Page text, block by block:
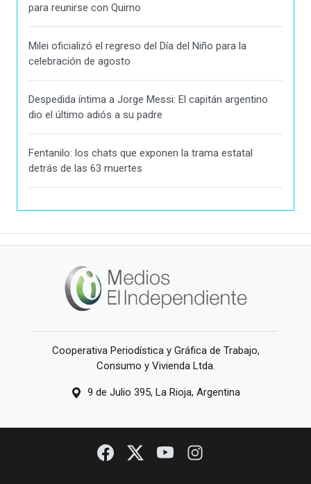
para reunirse con Quirno
Milei oficializó el regreso del Día del Niño para la
celebración de agosto
Despedida íntima a Jorge Messi: El capitán argentino
dio el último adiós a su padre
Fentanilo: los chats que exponen la trama estatal
detrás de las 63 muertes
Cooperativa Periodística y Gráfica de Trabajo,
Consumo y Vivienda Ltda.
9 de Julio 395, La Rioja, Argentina